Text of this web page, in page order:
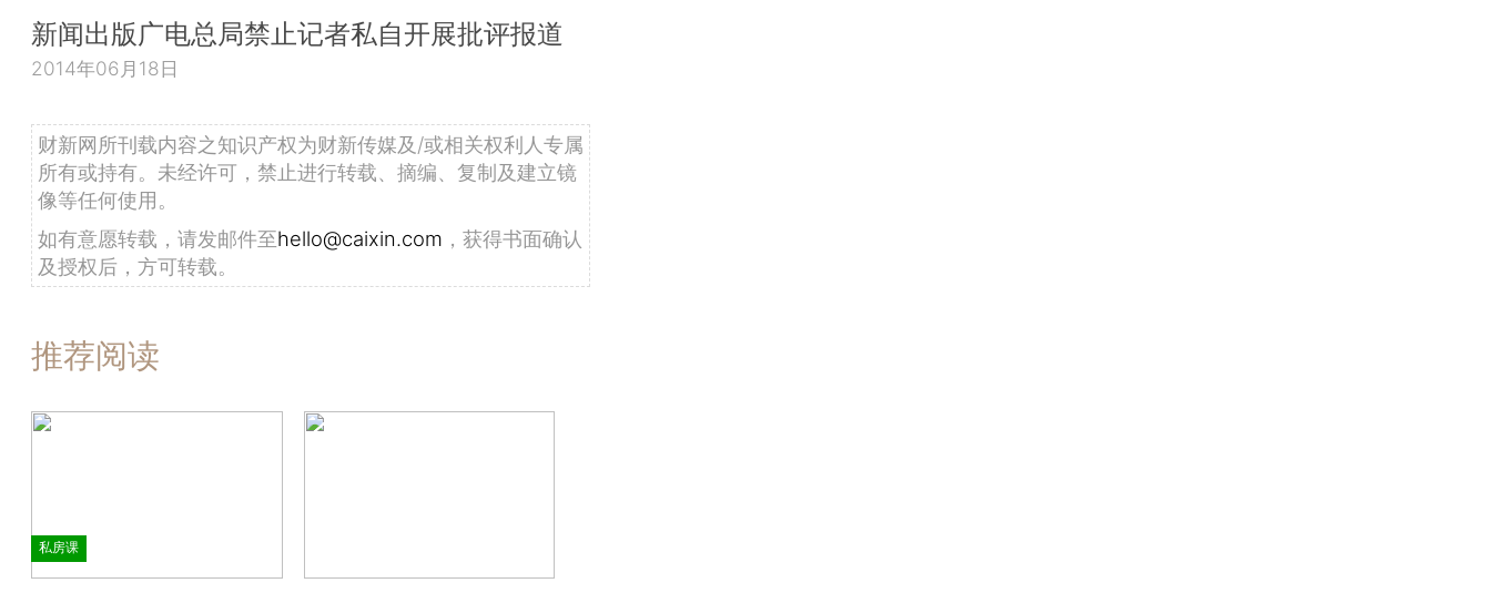
新闻出版广电总局禁止记者私自开展批评报道
2014年06月18日
财新网所刊载内容之知识产权为财新传媒及/或相关权利人专属
所有或持有。未经许可，禁止进行转载、摘编、复制及建立镜
像等任何使用。
如有意愿转载，请发邮件至hello@caixin.com ，获得书面确认
及授权后，方可转载。
推荐阅读
私房课